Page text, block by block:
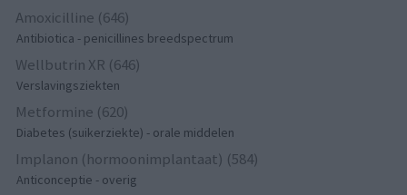
Amoxicilline (646)
Antibiotica - penicillines breedspectrum
Wellbutrin XR (646)
Verslavingsziekten
Metformine (620)
Diabetes (suikerziekte) - orale middelen
Implanon (hormoonimplantaat) (584)
Anticonceptie - overig